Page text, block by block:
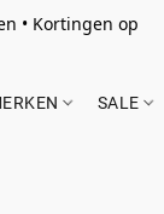
• Kortingen op
SALE